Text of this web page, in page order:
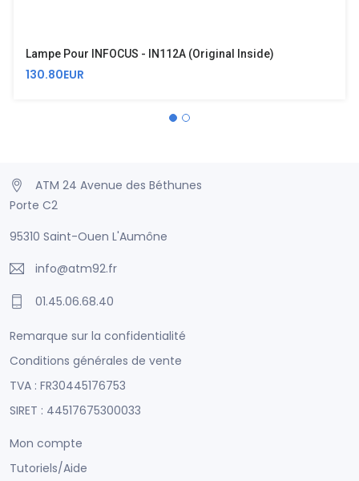
Lampe Pour INFOCUS - IN112A (Original Inside)
130.80EUR
ATM 24 Avenue des Béthunes
Porte C2
95310 Saint-Ouen L'Aumône
info@atm92.fr
01.45.06.68.40
Remarque sur la confidentialité
Conditions générales de vente
TVA : FR30445176753
SIRET : 44517675300033
Mon compte
Tutoriels/Aide